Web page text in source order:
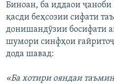
Биноан, ба иддаои ҷаноби
қасди беҳсозии сифати
донишандӯзии босифати
шумори синфҳои
дода шавад:
«Ба хотири ояндаи